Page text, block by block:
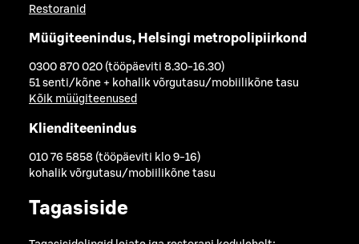
Restoranid
Müügiteenindus, Helsingi metropolipiirkond
0300 870 020 (tööpäeviti 8.30-16.30)
51 senti/kõne + kohalik võrgutasu/mobiilikõne tasu
Kõik müügiteenused
Klienditeenindus
010 76 5858 (tööpäeviti klo 9-16)
kohalik võrgutasu/mobiilikõne tasu
Tagasiside